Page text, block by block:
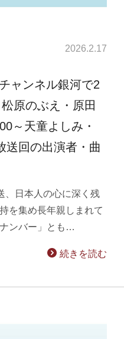
2026.2.17
ャンネル銀河で2
原のぶえ・原田
～天童よしみ・
回の出演者・曲
、日本人の心に深く残
を集め長年親しまれて
ンバー」とも…
続きを読む